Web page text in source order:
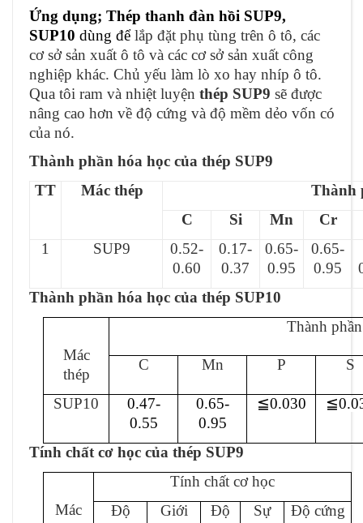
Ứng dụng; Thép thanh đàn hồi SUP9,
SUP10 dùng đểlắp đặt phụ tùng trên ô tô, các
cơ sở sản xuất ô tô và các cơ sở sản xuất công
nghiệp khác. Chủ yếu làm lò xo hay nhíp ô tô.
Qua tôi ram và nhiệt luyện thép SUP9 sẽ được
nâng cao hơn về độ cứng và độ mềm dẻo vốn có
của nó.
Thành phần hóa học của thép SUP9
TT
Mác thép
Thành
C
Si Mn
Cr
1
SUP9
0.52-
0.60
0.17-
0.37
0.65-
0.95
0.65-
0.95
Thành phần hóa học của thép SUP10
Mác
thép
Thành
C Mn P S
SUP10
0.47-
0.55
0.65-
0.95
≦0.030 ≦
Tính chất cơ học của thép SUP9
Mác
Tính chất cơ học
Độ
Giới
Độ
Sự
Độ cứng